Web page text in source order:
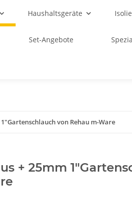
Haushaltsgeräte
Set-Angebote
von Rehau m-Ware
+ 25mm